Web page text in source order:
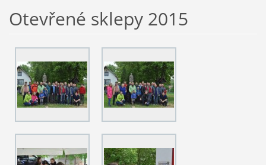
Otevřené sklepy 2015